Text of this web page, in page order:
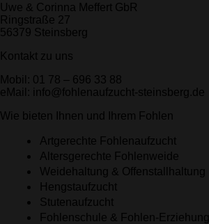
Uwe & Corinna Meffert GbR
Ringstraße 27
56379 Steinsberg
Kontakt zu uns
Mobil: 01 78 – 696 33 88
eMail: info@fohlenaufzucht-steinsberg.de
Wie bieten Ihnen und Ihrem Fohlen
Artgerechte Fohlenaufzucht
Altersgerechte Fohlenweide
Weidehaltung & Offenstallhaltung
Hengstaufzucht
Stutenaufzucht
Fohlenschule & Fohlen-Erziehung